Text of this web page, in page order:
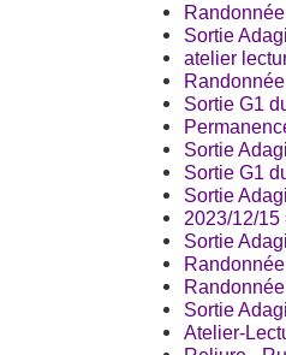
Sortie
atelier
Sortie G1
Sortie
Sortie G1
Sortie
2023/12/15
Sortie
Sortie
Atelier-